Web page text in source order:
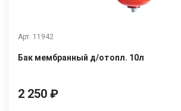
Арт. 11942
Бак мембранный д/отопл. 10л
2 250 ₽